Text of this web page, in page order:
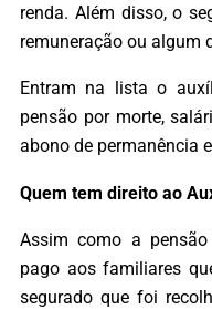
renda. Além disso, o
remuneração ou algum
Entram na lista o
pensão por morte,
abono de permanência
Quem tem direito ao
Assim como a
pago aos familiares
segurado que foi